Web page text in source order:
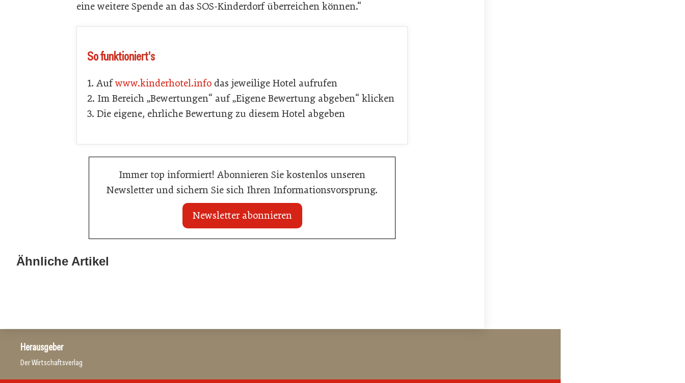
eine weitere Spende an das SOS-Kinderdorf überreichen können.“
So funktioniert's
1. Aufwww.kinderhotel.info das jeweilige Hotel aufrufen
2. Im Bereich „Bewertungen“ auf „Eigene Bewertung abgeben“ klicken
3. Die eigene, ehrliche Bewertung zu diesem Hotel abgeben
Immer top informiert! Abonnieren Sie kostenlos unseren
Newsletter und sichern Sie sich Ihren Informationsvorsprung.
Newsletter abonnieren
Ähnliche Artikel
Land Steiermark startet
Herausgeber
Der Wirtschaftsverlag